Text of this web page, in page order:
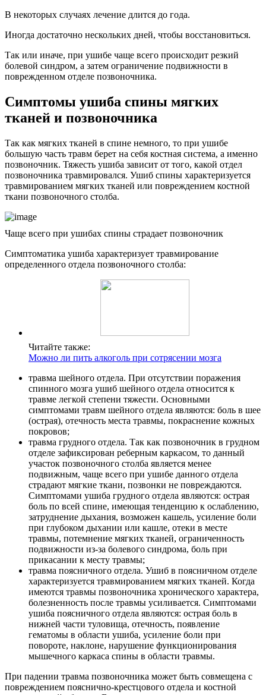
В некоторых случаях лечение длится до года.
Иногда достаточно нескольких дней, чтобы восстановиться.
Так или иначе, при ушибе чаще всего происходит резкий
болевой синдром, а затем ограничение подвижности в
поврежденном отделе позвоночника.
Симптомы ушиба спины мягких
тканей и позвоночника
Так как мягких тканей в спине немного, то при ушибе
большую часть травм берет на себя костная система, а именно
позвоночник. Тяжесть ушиба зависит от того, какой отдел
позвоночника травмировался. Ушиб спины характеризуется
травмированием мягких тканей или повреждением костной
ткани позвоночного столба.
Чаще всего при ушибах спины страдает позвоночник
Симптоматика ушиба характеризует травмирование
определенного отдела позвоночного столба:
Читайте также:
Можно ли пить алкоголь при сотрясении мозга
травма шейного отдела. При отсутствии поражения
спинного мозга ушиб шейного отдела относится к
травме легкой степени тяжести. Основными
симптомами травм шейного отдела являются: боль в шее
(острая), отечность места травмы, покраснение кожных
покровов;
травма грудного отдела. Так как позвоночник в грудном
отделе зафиксирован реберным каркасом, то данный
участок позвоночного столба является менее
подвижным, чаще всего при ушибе данного отдела
страдают мягкие ткани, позвонки не повреждаются.
Симптомами ушиба грудного отдела являются: острая
боль по всей спине, имеющая тенденцию к ослаблению,
затруднение дыхания, возможен кашель, усиление боли
при глубоком дыхании или кашле, отеки в месте
травмы, потемнение мягких тканей, ограниченность
подвижности из-за болевого синдрома, боль при
прикасании к месту травмы;
травма поясничного отдела. Ушиб в поясничном отделе
характеризуется травмированием мягких тканей. Когда
имеются травмы позвоночника хронического характера,
болезненность после травмы усиливается. Симптомами
ушиба поясничного отдела являются: острая боль в
нижней части туловища, отечность, появление
гематомы в области ушиба, усиление боли при
повороте, наклоне, нарушение функционирования
мышечного каркаса спины в области травмы.
При падении травма позвоночника может быть совмещена с
повреждением пояснично-крестцового отдела и костной